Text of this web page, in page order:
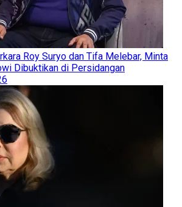
Roy Suryo dan Tifa Melebar, Minta
Dibuktikan di Persidangan